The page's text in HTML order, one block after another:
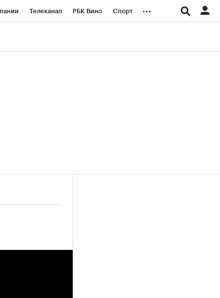
Телеканал РБК Вино Спорт ...